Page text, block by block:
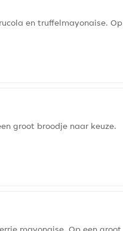
en truffelmayonaise. Op
groot broodje naar keuze.